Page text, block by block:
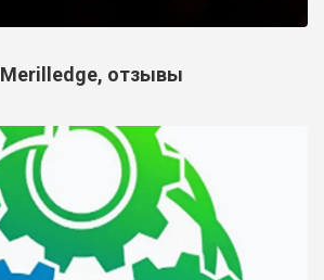
отзывы